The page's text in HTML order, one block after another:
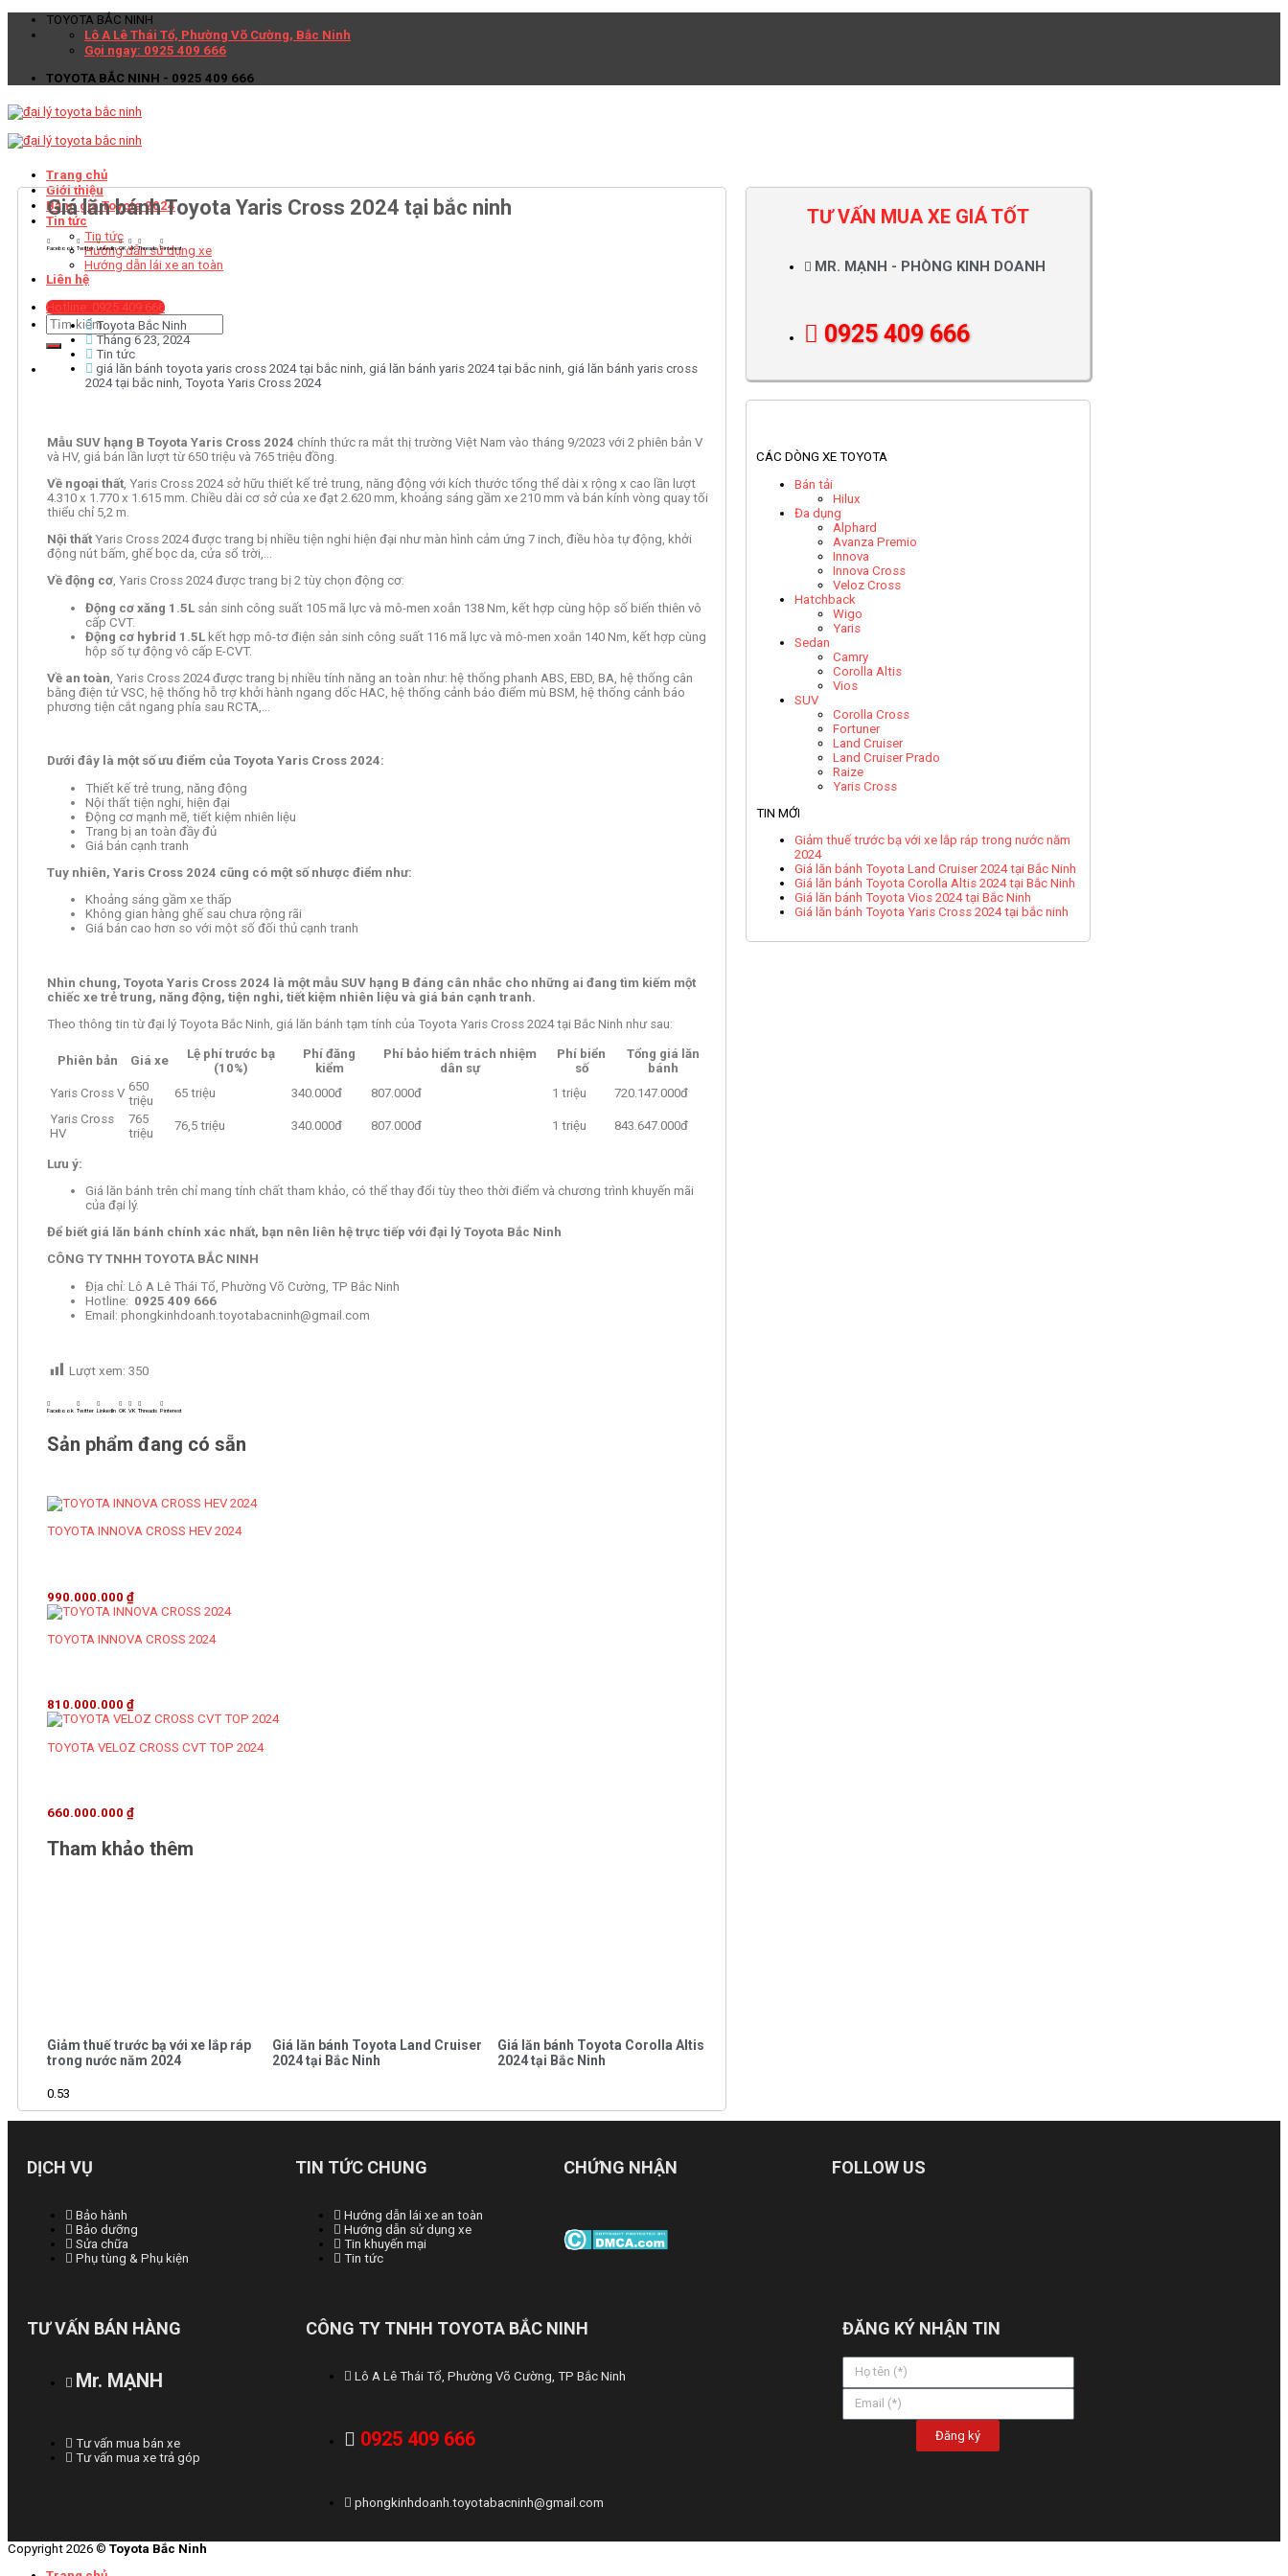
TOYOTA BẮC NINH
Lô A Lê Thái Tổ, Phường Võ Cường, Bắc Ninh
Gọi ngay: 0925 409 666
TOYOTA BẮC NINH - 0925 409 666
Trang chủ
Giới thiệu
Bảng giá Toyota 2024
Tin tức
Tin tức
Hướng dẫn sử dụng xe
Hướng dẫn lái xe an toàn
Liên hệ
Hotline: 0925 409 666
Giá lăn bánh Toyota Yaris Cross 2024 tại bắc ninh
Facebook Twitter LinkedIn OK VK Threads Pinterest
Toyota Bắc Ninh
Tháng 6 23, 2024
Tin tức
giá lăn bánh toyota yaris cross 2024 tại bắc ninh, giá lăn bánh yaris 2024 tại bắc ninh, giá lăn bánh yaris cross
2024 tại bắc ninh, Toyota Yaris Cross 2024
Mẫu SUV hạng B Toyota Yaris Cross 2024 chính thức ra mắt thị trường Việt Nam vào tháng 9/2023 với 2 phiên bản V
và HV, giá bán lần lượt từ 650 triệu và 765 triệu đồng.
Về ngoại thất , Yaris Cross 2024 sở hữu thiết kế trẻ trung, năng động với kích thước tổng thể dài x rộng x cao lần lượt
4.310 x 1.770 x 1.615 mm. Chiều dài cơ sở của xe đạt 2.620 mm, khoảng sáng gầm xe 210 mm và bán kính vòng quay tối
thiểu chỉ 5,2 m.
Nội thất Yaris Cross 2024 được trang bị nhiều tiện nghi hiện đại như màn hình cảm ứng 7 inch, điều hòa tự động, khởi
động nút bấm, ghế bọc da, cửa sổ trời,…
Về động cơ, Yaris Cross 2024 được trang bị 2 tùy chọn động cơ:
Động cơ xăng 1.5L sản sinh công suất 105 mã lực và mô-men xoắn 138 Nm, kết hợp cùng hộp số biến thiên vô
cấp CVT.
Động cơ hybrid 1.5L kết hợp mô-tơ điện sản sinh công suất 116 mã lực và mô-men xoắn 140 Nm, kết hợp cùng
hộp số tự động vô cấp E-CVT.
Về an toàn , Yaris Cross 2024 được trang bị nhiều tính năng an toàn như: hệ thống phanh ABS, EBD, BA, hệ thống cân
bằng điện tử VSC, hệ thống hỗ trợ khởi hành ngang dốc HAC, hệ thống cảnh báo điểm mù BSM, hệ thống cảnh báo
phương tiện cắt ngang phía sau RCTA,…
Dưới đây là một số ưu điểm của Toyota Yaris Cross 2024:
Thiết kế trẻ trung, năng động
Nội thất tiện nghi, hiện đại
Động cơ mạnh mẽ, tiết kiệm nhiên liệu
Trang bị an toàn đầy đủ
Giá bán cạnh tranh
Tuy nhiên, Yaris Cross 2024 cũng có một số nhược điểm như:
Khoảng sáng gầm xe thấp
Không gian hàng ghế sau chưa rộng rãi
Giá bán cao hơn so với một số đối thủ cạnh tranh
Nhìn chung, Toyota Yaris Cross 2024 là một mẫu SUV hạng B đáng cân nhắc cho những ai đang tìm kiếm một
chiếc xe trẻ trung, năng động, tiện nghi, tiết kiệm nhiên liệu và giá bán cạnh tranh.
Theo thông tin từ đại lý Toyota Bắc Ninh, giá lăn bánh tạm tính của Toyota Yaris Cross 2024 tại Bắc Ninh như sau:
Phiên bản Giá xe
Lệ phí trước bạ
(10%)
Phí đăng
kiểm
Phí bảo hiểm trách nhiệm
dân sự
Phí biển
số
Tổng giá lăn
bánh
Yaris Cross V 650
triệu
65 triệu 340.000đ 807.000đ 1 triệu
720.147.000đ
Yaris Cross
HV
765
triệu
76,5 triệu 340.000đ 807.000đ 1 triệu 843.647.000đ
Lưu ý:
Giá lăn bánh trên chỉ mang tính chất tham khảo, có thể thay đổi tùy theo thời điểm và chương trình khuyến mãi
của đại lý.
Để biết giá lăn bánh chính xác nhất, bạn nên liên hệ trực tiếp với đại lý Toyota Bắc Ninh
CÔNG TY TNHH TOYOTA BẮC NINH
Địa chỉ: Lô A Lê Thái Tổ, Phường Võ Cường, TP Bắc Ninh
Hotline: 0925 409 666
Email: phongkinhdoanh.toyotabacninh@gmail.com
Lượt xem: 350
Facebook Twitter LinkedIn OK VK Threads Pinterest
Sản phẩm đang có sẵn
TOYOTA INNOVA CROSS HEV 2024
990.000.000 ₫
TOYOTA INNOVA CROSS 2024
810.000.000 ₫
TOYOTA VELOZ CROSS CVT TOP 2024
660.000.000 ₫
Tham khảo thêm
Giảm thuế trước bạ với xe lắp ráp
trong nước năm 2024
Giá lăn bánh Toyota Land Cruiser
2024 tại Bắc Ninh
Giá lăn bánh Toyota Corolla Altis
2024 tại Bắc Ninh
TƯ VẤN MUA XE GIÁ TỐT
MR. MẠNH - PHÒNG KINH DOANH
0925 409 666
CÁC DÒNG XE TOYOTA
Bán tải
Hilux
Đa dụng
Alphard
Avanza Premio
Innova
Innova Cross
Veloz Cross
Hatchback
Wigo
Yaris
Sedan
Camry
Corolla Altis
Vios
SUV
Corolla Cross
Fortuner
Land Cruiser
Land Cruiser Prado
Raize
Yaris Cross
TIN MỚI
Giảm thuế trước bạ với xe lắp ráp trong nước năm
2024
Giá lăn bánh Toyota Land Cruiser 2024 tại Bắc Ninh
Giá lăn bánh Toyota Corolla Altis 2024 tại Bắc Ninh
Giá lăn bánh Toyota Vios 2024 tại Bắc Ninh
Giá lăn bánh Toyota Yaris Cross 2024 tại bắc ninh
DỊCH VỤ
Bảo hành
Bảo dưỡng
Sửa chữa
Phụ tùng & Phụ kiện
TIN TỨC CHUNG
Hướng dẫn lái xe an toàn
Hướng dẫn sử dụng xe
Tin khuyến mại
Tin tức
CHỨNG NHẬN FOLLOW US
TƯ VẤN BÁN HÀNG
Mr. MẠNH
Tư vấn mua bán xe
Tư vấn mua xe trả góp
CÔNG TY TNHH TOYOTA BẮC NINH
Lô A Lê Thái Tổ, Phường Võ Cường, TP Bắc Ninh
0925 409 666
phongkinhdoanh.toyotabacninh@gmail.com
ĐĂNG KÝ NHẬN TIN
Đăng ký
Copyright 2026 © Toyota Bắc Ninh